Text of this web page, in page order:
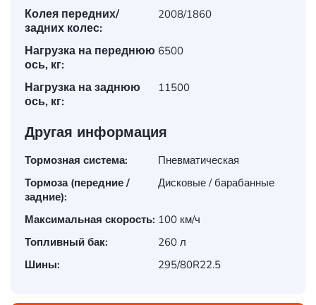
Колея передних/
задних колес:
2008/1860
Нагрузка на переднюю
ось, кг:
6500
Нагрузка на заднюю
ось, кг:
11500
Другая информация
Тормозная система:
Пневматическая
Тормоза (передние /
задние):
Дисковые / барабанные
Максимальная скорость: 100 км/ч
Топливный бак:
260 л
Шины:
295/80R22.5